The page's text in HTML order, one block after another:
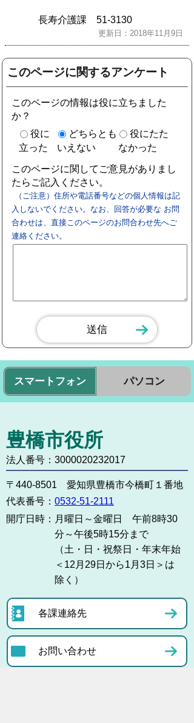
長寿介護課 51-3130
更新日：2018年11月9日
このページに関するアンケート
このページの情報は役に立ちました
か？
役に
立った
どちらとも
いえない
役にたた
なかった
このページに関してご意見がありまし
たらご記入ください。
（ご注意）住所や電話番号などの個人情報は記
入しないでください。なお、回答が必要な お問
合わせは、直接このページのお問合わせ先へご
連絡ください。
スマートフォン パソコン
豊橋市役所
法人番号：3000020232017
〒440-8501 愛知県豊橋市今橋町１番地
代表番号： 0532-51-2111
開庁日時： 月曜日～金曜日 午前8時30
分～午後5時15分まで
（土・日・祝祭日・年末年始
＜12月29日から1月3日＞は
除く）
各課連絡先
お問い合わせ